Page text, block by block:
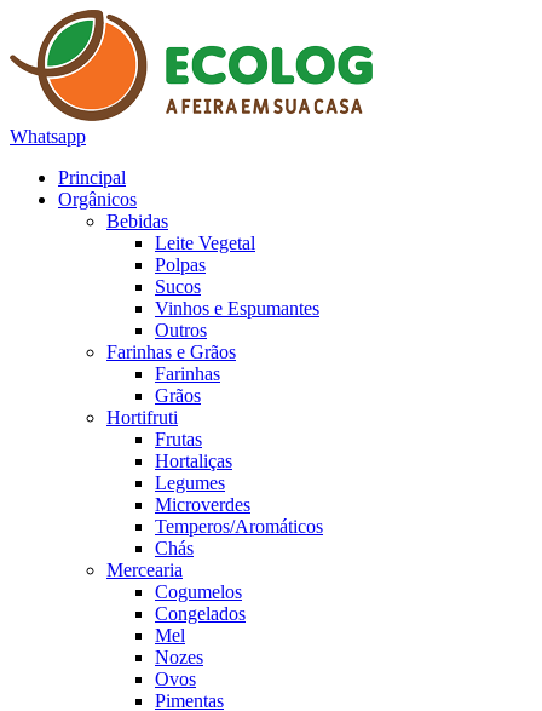
Whatsapp
Principal
Orgânicos
Bebidas
Leite Vegetal
Polpas
Sucos
Vinhos e Espumantes
Outros
Farinhas e Grãos
Farinhas
Grãos
Hortifruti
Frutas
Hortaliças
Legumes
Microverdes
Temperos/Aromáticos
Chás
Mercearia
Cogumelos
Congelados
Mel
Nozes
Ovos
Pimentas